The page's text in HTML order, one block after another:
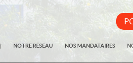
NOTRE RÉSEAU NOS MANDATAIRES